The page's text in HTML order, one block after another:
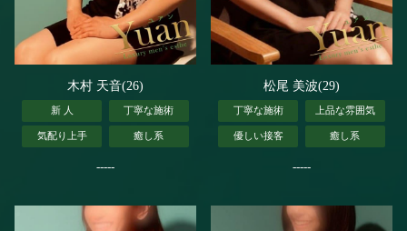
木村 天音(26)
新 人 丁寧な施術
気配り上手 癒し系
-----
松尾 美波(29)
丁寧な施術 上品な雰囲気
優しい接客 癒し系
-----